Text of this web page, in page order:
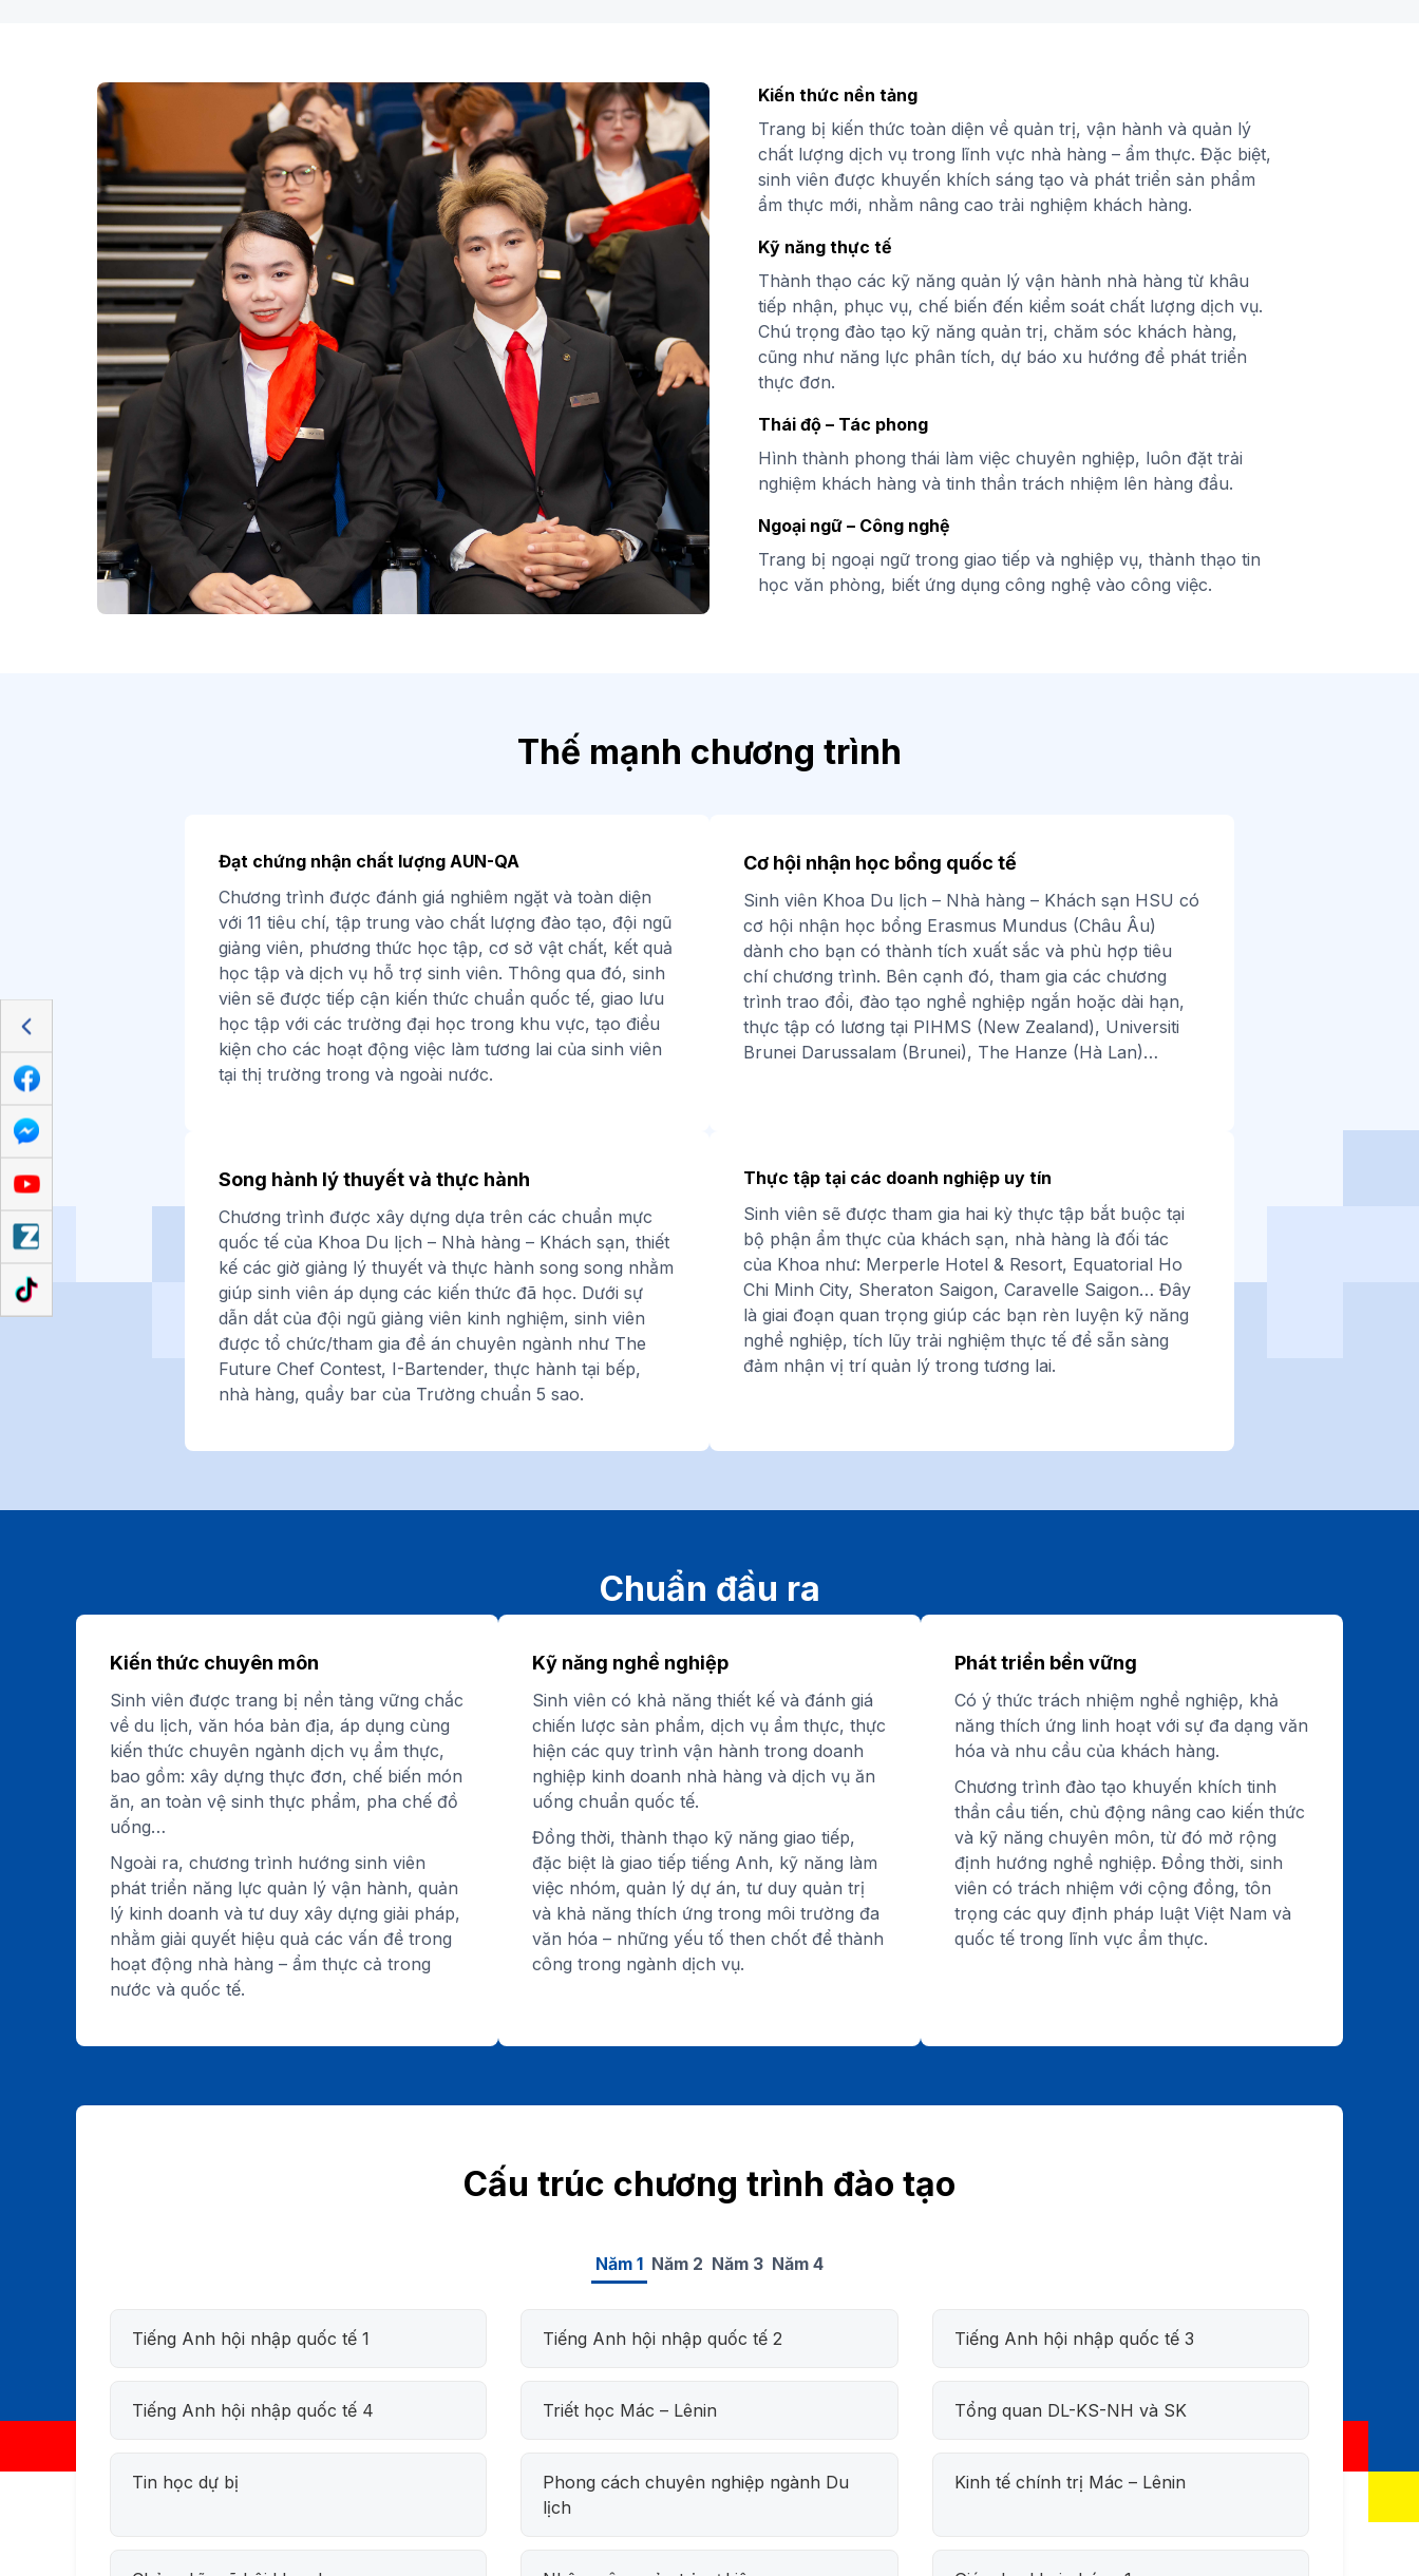
Kiến thức nền tảng
Trang bị kiến thức toàn diện về quản trị, vận hành và quản lý
chất lượng dịch vụ trong lĩnh vực nhà hàng – ẩm thực. Đặc biệt,
sinh viên được khuyến khích sáng tạo và phát triển sản phẩm
ẩm thực mới, nhằm nâng cao trải nghiệm khách hàng.
Kỹ năng thực tế
Thành thạo các kỹ năng quản lý vận hành nhà hàng từ khâu
tiếp nhận, phục vụ, chế biến đến kiểm soát chất lượng dịch vụ.
Chú trọng đào tạo kỹ năng quản trị, chăm sóc khách hàng,
cũng như năng lực phân tích, dự báo xu hướng để phát triển
thực đơn.
Thái độ – Tác phong
Hình thành phong thái làm việc chuyên nghiệp, luôn đặt trải
nghiệm khách hàng và tinh thần trách nhiệm lên hàng đầu.
Ngoại ngữ – Công nghệ
Trang bị ngoại ngữ trong giao tiếp và nghiệp vụ, thành thạo tin
học văn phòng, biết ứng dụng công nghệ vào công việc.
Thế mạnh chương trình
Đạt chứng nhận chất lượng AUN-QA
Chương trình được đánh giá nghiêm ngặt và toàn diện
với 11 tiêu chí, tập trung vào chất lượng đào tạo, đội ngũ
giảng viên, phương thức học tập, cơ sở vật chất, kết quả
học tập và dịch vụ hỗ trợ sinh viên. Thông qua đó, sinh
viên sẽ được tiếp cận kiến thức chuẩn quốc tế, giao lưu
học tập với các trường đại học trong khu vực, tạo điều
kiện cho các hoạt động việc làm tương lai của sinh viên
tại thị trường trong và ngoài nước.
Cơ hội nhận học bổng quốc tế
Sinh viên Khoa Du lịch – Nhà hàng – Khách sạn HSU có
cơ hội nhận học bổng Erasmus Mundus (Châu Âu)
dành cho bạn có thành tích xuất sắc và phù hợp tiêu
chí chương trình. Bên cạnh đó, tham gia các chương
trình trao đổi, đào tạo nghề nghiệp ngắn hoặc dài hạn,
thực tập có lương tại PIHMS (New Zealand), Universiti
Brunei Darussalam (Brunei), The Hanze (Hà Lan)…
Song hành lý thuyết và thực hành
Chương trình được xây dựng dựa trên các chuẩn mực
quốc tế của Khoa Du lịch – Nhà hàng – Khách sạn, thiết
kế các giờ giảng lý thuyết và thực hành song song nhằm
giúp sinh viên áp dụng các kiến thức đã học. Dưới sự
dẫn dắt của đội ngũ giảng viên kinh nghiệm, sinh viên
được tổ chức/tham gia đề án chuyên ngành như The
Future Chef Contest, I-Bartender, thực hành tại bếp,
nhà hàng, quầy bar của Trường chuẩn 5 sao.
Thực tập tại các doanh nghiệp uy tín
Sinh viên sẽ được tham gia hai kỳ thực tập bắt buộc tại
bộ phận ẩm thực của khách sạn, nhà hàng là đối tác
của Khoa như: Merperle Hotel & Resort, Equatorial Ho
Chi Minh City, Sheraton Saigon, Caravelle Saigon… Đây
là giai đoạn quan trọng giúp các bạn rèn luyện kỹ năng
nghề nghiệp, tích lũy trải nghiệm thực tế để sẵn sàng
đảm nhận vị trí quản lý trong tương lai.
Chuẩn đầu ra
Kiến thức chuyên môn
Sinh viên được trang bị nền tảng vững chắc
về du lịch, văn hóa bản địa, áp dụng cùng
kiến thức chuyên ngành dịch vụ ẩm thực,
bao gồm: xây dựng thực đơn, chế biến món
ăn, an toàn vệ sinh thực phẩm, pha chế đồ
uống…
Ngoài ra, chương trình hướng sinh viên
phát triển năng lực quản lý vận hành, quản
lý kinh doanh và tư duy xây dựng giải pháp,
nhằm giải quyết hiệu quả các vấn đề trong
hoạt động nhà hàng – ẩm thực cả trong
nước và quốc tế.
Kỹ năng nghề nghiệp
Sinh viên có khả năng thiết kế và đánh giá
chiến lược sản phẩm, dịch vụ ẩm thực, thực
hiện các quy trình vận hành trong doanh
nghiệp kinh doanh nhà hàng và dịch vụ ăn
uống chuẩn quốc tế.
Đồng thời, thành thạo kỹ năng giao tiếp,
đặc biệt là giao tiếp tiếng Anh, kỹ năng làm
việc nhóm, quản lý dự án, tư duy quản trị
và khả năng thích ứng trong môi trường đa
văn hóa – những yếu tố then chốt để thành
công trong ngành dịch vụ.
Phát triển bền vững
Có ý thức trách nhiệm nghề nghiệp, khả
năng thích ứng linh hoạt với sự đa dạng văn
hóa và nhu cầu của khách hàng.
Chương trình đào tạo khuyến khích tinh
thần cầu tiến, chủ động nâng cao kiến thức
và kỹ năng chuyên môn, từ đó mở rộng
định hướng nghề nghiệp. Đồng thời, sinh
viên có trách nhiệm với cộng đồng, tôn
trọng các quy định pháp luật Việt Nam và
quốc tế trong lĩnh vực ẩm thực.
Cấu trúc chương trình đào tạo
Năm 1 Năm 2 Năm 3 Năm 4
Tiếng Anh hội nhập quốc tế 1 Tiếng Anh hội nhập quốc tế 2 Tiếng Anh hội nhập quốc tế 3
Tiếng Anh hội nhập quốc tế 4 Triết học Mác – Lênin Tổng quan DL-KS-NH và SK
Tin học dự bị
Phong cách chuyên nghiệp ngành Du
lịch
Kinh tế chính trị Mác – Lênin